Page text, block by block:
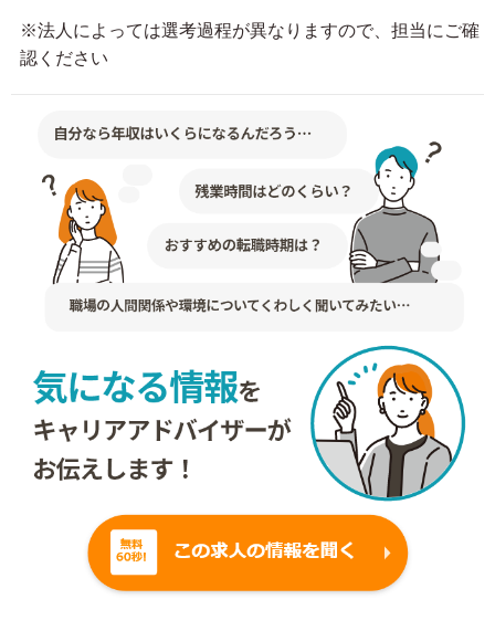
※法人によっては選考過程が異なりますので、担当にご確
認ください